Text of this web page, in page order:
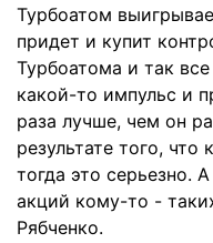
Турбоатом
придет и купит
Турбоатома и так
какой-то импульс и
раза лучше, чем он
результате того,
тогда это серьезно.
акций кому-то -
Рябченко.